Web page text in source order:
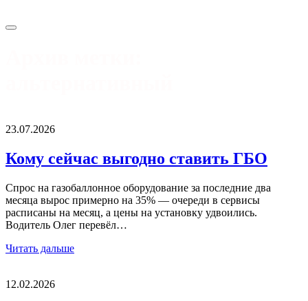
23.07.2026
Кому сейчас выгодно ставить ГБО
Спрос на газобаллонное оборудование за последние два
месяца вырос примерно на 35% — очереди в сервисы
расписаны на месяц, а цены на установку удвоились.
Водитель Олег перевёл…
Читать дальше
12.02.2026